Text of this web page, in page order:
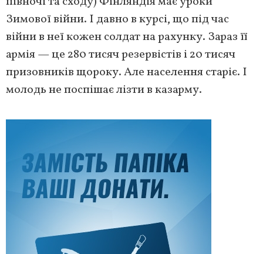
Зимової війни. І давно в курсі, що під час
війни в неї кожен солдат на рахунку. Зараз її
армія — це 280 тисяч резервістів і 20 тисяч
призовників щороку. Але населення старіє. І
молодь не поспішає лізти в казарму.